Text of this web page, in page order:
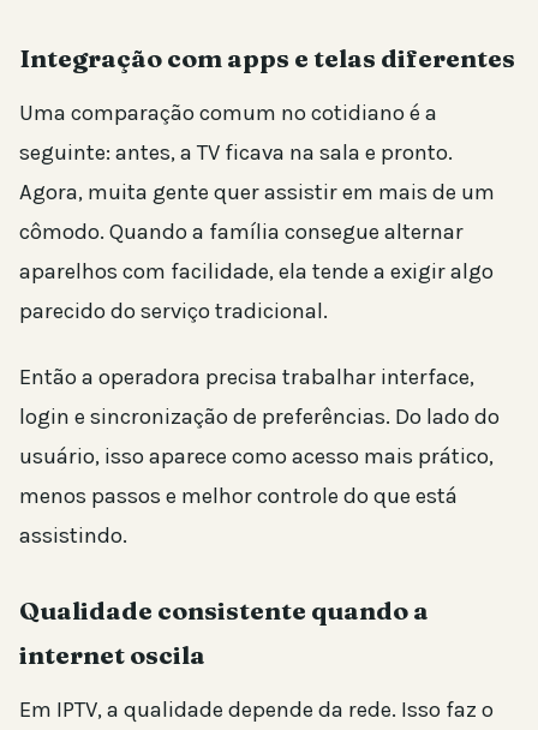
Integração com apps e telas diferentes
Uma comparação comum no cotidiano é a
seguinte: antes, a TV ficava na sala e pronto.
Agora, muita gente quer assistir em mais de um
cômodo. Quando a família consegue alternar
aparelhos com facilidade, ela tende a exigir algo
parecido do serviço tradicional.
Então a operadora precisa trabalhar interface,
login e sincronização de preferências. Do lado do
usuário, isso aparece como acesso mais prático,
menos passos e melhor controle do que está
assistindo.
Qualidade consistente quando a
internet oscila
Em IPTV, a qualidade depende da rede. Isso faz o